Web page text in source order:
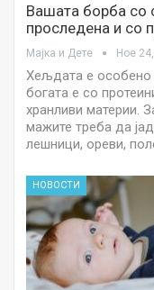
Вашата борба со
проследена и со
Мајка и Дете Ное
Хељдата е особено
богата е со
хранливи материи.
мажите треба да
лешници, ореви,
НОВОСТИ